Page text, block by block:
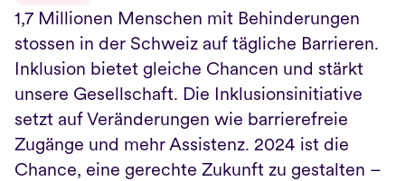
1,7 Millionen Menschen mit Behinderungen
stossen in der Schweiz auf tägliche Barrieren.
Inklusion bietet gleiche Chancen und stärkt
unsere Gesellschaft. Die Inklusionsinitiative
setzt auf Veränderungen wie barrierefreie
Zugänge und mehr Assistenz. 2024 ist die
Chance, eine gerechte Zukunft zu gestalten –